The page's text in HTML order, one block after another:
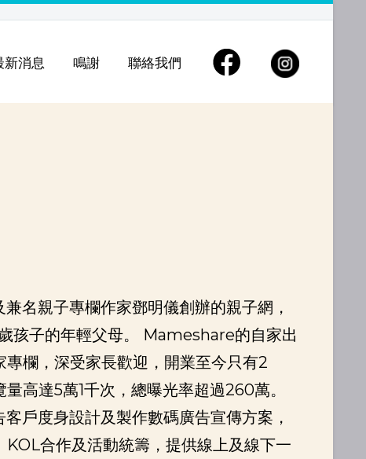
新消息 鳴謝 聯絡我們
名親子專欄作家鄧明儀創辦的親子網，
孩子的年輕父母。 Mameshare的自家出
欄，深受家長歡迎，開業至今只有2
高達5萬1千次，總曝光率超過260萬。
戶度身設計及製作數碼廣告宣傳方案，
合作及活動統籌，提供線上及線下一